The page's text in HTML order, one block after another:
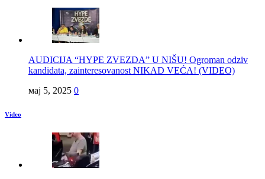
AUDICIJA “HYPE ZVEZDA” U NIŠU! Ogroman odziv
kandidata, zainteresovanost NIKAD VEĆA! (VIDEO)
мај 5, 2025 0
Video